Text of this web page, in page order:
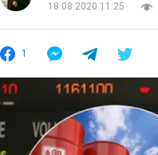
18.08.2020 11:25
1